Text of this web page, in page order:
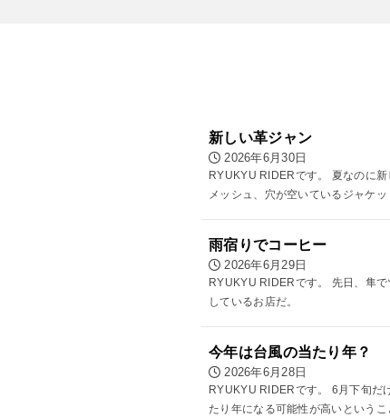
新しい革ジャン
2026年6月30日
RYUKYU RIDERです。 夏なのに
メッシュ、穴が空いているジャケ
雨宿りでコーヒー
2026年6月29日
RYUKYU RIDERです。 先日、隼
しているお店だ。
今年は台風の当たり年？
2026年6月28日
RYUKYU RIDERです。 6月下旬だ
たり年になる可能性が高いというこ